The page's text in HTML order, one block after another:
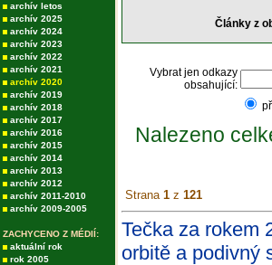
archív letos
archív 2025
archív 2024
archív 2023
archív 2022
archív 2021
archív 2020
archív 2019
archív 2018
archív 2017
archív 2016
archív 2015
archív 2014
archív 2013
archív 2012
archív 2011-2010
archív 2009-2005
ZACHYCENO Z MÉDIÍ:
aktuální rok
rok 2005
Články z
Vybrat jen odkazy
obsahující:
Nalezeno
Strana 1 z 121
Tečka za rokem
orbitě a podivný